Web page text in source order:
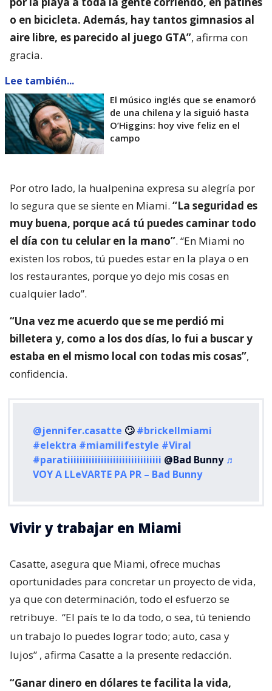
o en bicicleta. Además, hay tantos gimnasios al
aire libre, es parecido al juego GTA”, afirma con
gracia.
Lee también...
El músico inglés que se enamoró
de una chilena y la siguió hasta
O’Higgins: hoy vive feliz en el
campo
Por otro lado, la hualpenina expresa su alegría por
lo segura que se siente en Miami. “La seguridad es
muy buena, porque acá tú puedes caminar todo
el día con tu celular en la mano”. “En Miami no
existen los robos, tú puedes estar en la playa o en
los restaurantes, porque yo dejo mis cosas en
cualquier lado”.
“Una vez me acuerdo que se me perdió mi
billetera y, como a los dos días, lo fui a buscar y
estaba en el mismo local con todas mis cosas”,
confidencia.
@jennifer.casatte 🙄#brickellmiami
#elektra #miamilifestyle #Viral
#paratiiiiiiiiiiiiiiiiiiiiiiiiiiiiiii @Bad Bunny ♬
VOY A LLeVARTE PA PR – Bad Bunny
Vivir y trabajar en Miami
Casatte, asegura que Miami, ofrece muchas
oportunidades para concretar un proyecto de vida,
ya que con determinación, todo el esfuerzo se
retribuye. “El país te lo da todo, o sea, tú teniendo
un trabajo lo puedes lograr todo; auto, casa y
lujos” , afirma Casatte a la presente redacción.
“Ganar dinero en dólares te facilita la vida,